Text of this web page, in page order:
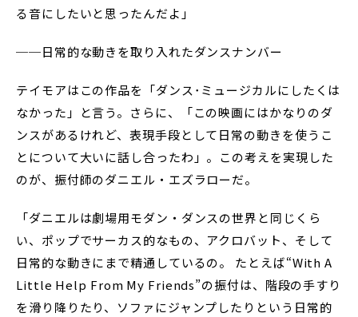
る音にしたいと思ったんだよ」
──日常的な動きを取り入れたダンスナンバー
テイモアはこの作品を「ダンス･ミュージカルにしたくは
なかった」と言う。さらに、「この映画にはかなりのダ
ンスがあるけれど、表現手段として日常の動きを使うこ
とについて大いに話し合ったわ」。この考えを実現した
のが、振付師のダニエル・エズラローだ。
「ダニエルは劇場用モダン・ダンスの世界と同じくら
い、ポップでサーカス的なもの、アクロバット、そして
日常的な動きにまで精通しているの。 たとえば“With A
Little Help From My Friends”の振付は、階段の手すり
を滑り降りたり、ソファにジャンプしたりという日常的